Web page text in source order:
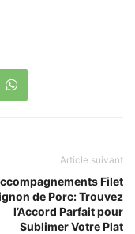
Article suivant
Filet
de Porc: Trouvez
l’Accord Parfait pour
Sublimer Votre Plat